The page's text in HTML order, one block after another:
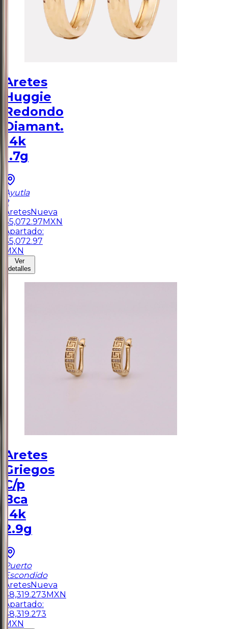
Aretes
Huggie
Redondo
Diamant.
14k
1.7g
Ayutla
2
AretesNueva
$5,072.97MXN
Apartado:
$5,072.97
MXN
Ver
detalles
Aretes
Griegos
C/p
Bca
14k
2.9g
Puerto
Escondido
AretesNueva
$8,319.273MXN
Apartado:
$8,319.273
MXN